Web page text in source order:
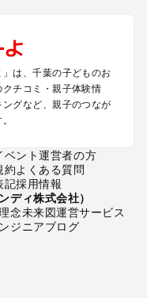
は、千葉の子どものお
チコミ・親子体験情
グなど、親子のつなが
ベント運営者の方
約よくある質問
記採用情報
ディ株式会社）
念未来図運営サービス
ジニアブログ